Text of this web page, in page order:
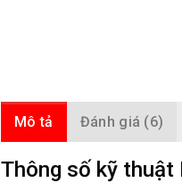
Mô tả Đánh giá (6)
Thông số kỹ thuật